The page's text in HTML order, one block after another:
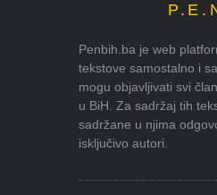
Penbih.ba je web
tekstove samostalno i
mogu objavljivati svi
u BiH. Za sadržaj tih
sadržane u njima
isključivo autori.